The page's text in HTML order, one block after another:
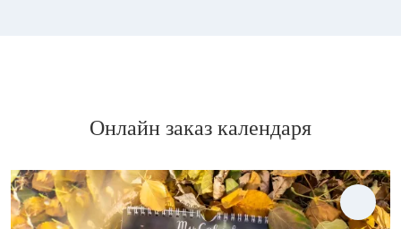
Онлайн заказ календаря